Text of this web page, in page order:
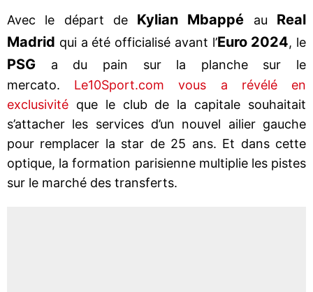
Avec le départ de Kylian Mbappé au Real
Madrid qui a été officialisé avant l’Euro 2024, le
PSG a du pain sur la planche sur le
mercato. Le10Sport.com vous a révélé en
exclusivité que le club de la capitale souhaitait
s’attacher les services d’un nouvel ailier gauche
pour remplacer la star de 25 ans. Et dans cette
optique, la formation parisienne multiplie les pistes
sur le marché des transferts.